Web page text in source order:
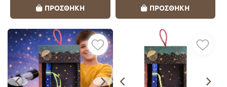
ΠΡΟΣΘΗΚΗ ΠΡΟΣΘΗΚΗ